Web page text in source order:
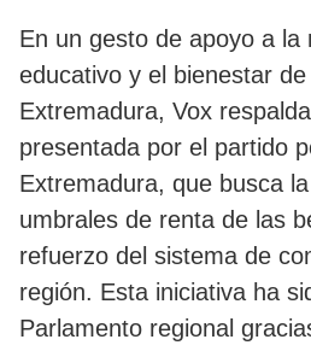
En un gesto de apoyo a la
educativo y el bienestar
Extremadura, Vox
presentada por el partido
Extremadura, que busca
umbrales de renta de las
refuerzo del sistema de
región. Esta iniciativa ha
Parlamento regional